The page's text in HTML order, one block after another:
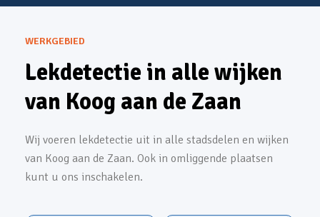
WERKGEBIED
Lekdetectie in alle wijken
van Koog aan de Zaan
Wij voeren lekdetectie uit in alle stadsdelen en wijken
van Koog aan de Zaan. Ook in omliggende plaatsen
kunt u ons inschakelen.